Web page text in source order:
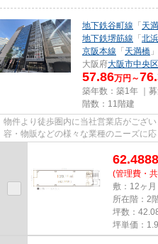
地下鉄谷町線 「天
地下鉄堺筋線 「北浜
京阪本線 「天満橋
大阪府大阪市中央区
57.86万円～
築年数：築1年 ｜募
階数：11階建
物件より徒歩圏内に当社営業店がござ
容・物販などの様々な業種のニーズに
尚、弊社ではおとり広告は一切...
62.4888
(管理費・
敷：12ヶ
所在階：2
坪数：
坪単価：